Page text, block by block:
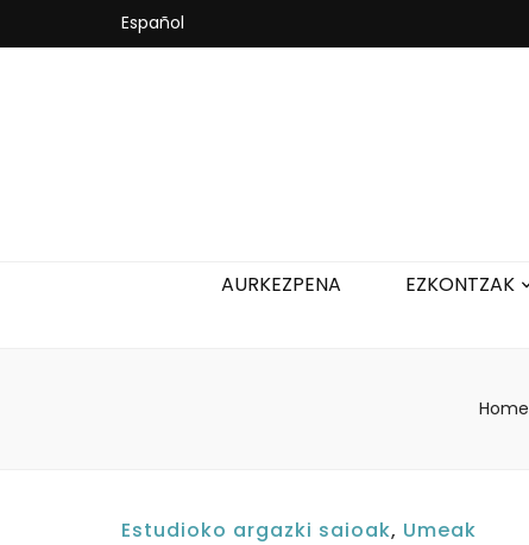
Español
AURKEZPENA EZKONTZAK
Home
Estudioko argazki saioak, Umeak